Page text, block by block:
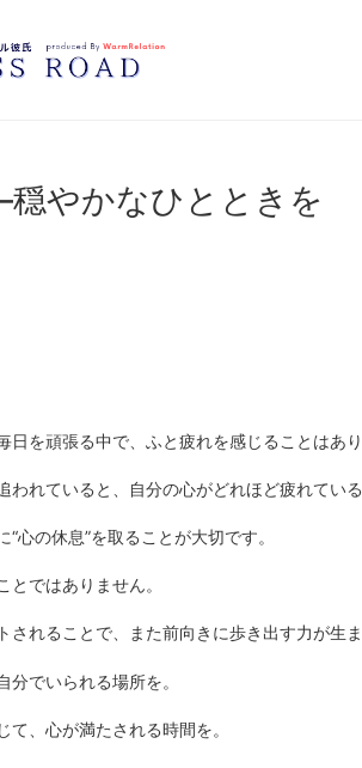
やかなひとときを
日を頑張る中で、ふと疲れを感じることはあ
われていると、自分の心がどれほど疲れてい
心の休息”を取ることが大切です。
とではありません。
されることで、また前向きに歩き出す力が生ま
でいられる場所を。
て、心が満たされる時間を。